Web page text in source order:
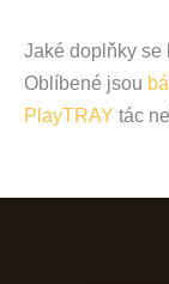
Jaké doplňky se
Oblíbené jsou
PlayTRAY tác